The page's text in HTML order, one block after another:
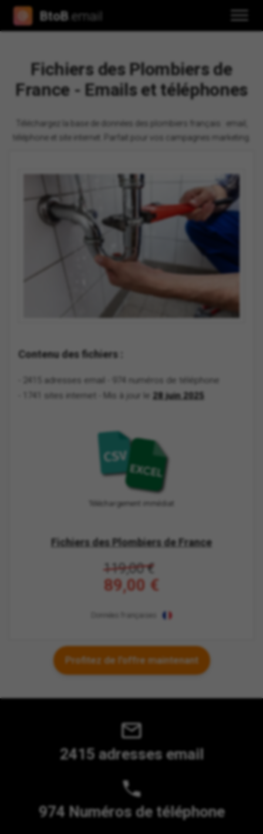
BtoB .email
Fichiers des Plombiers de
France - Emails et téléphones
Téléchargez la base de données des plombiers français : email,
téléphone et site internet. Parfait pour vos campagnes marketing.
Contenu des fichiers :
- 2415 adresses email
- 974 numéros de téléphone
- 1741 sites internet
- Mis à jour le 28 juin 2025
Téléchargement immédiat
Fichiers des Plombiers de France
119,00 €
89,00 €
Profitez de l'offre maintenant
2415 adresses email
974 Numéros de téléphone